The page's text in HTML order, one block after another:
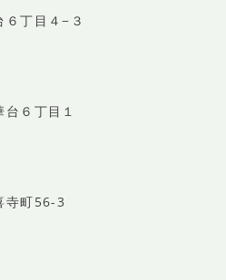
丁目４−３
６丁目１
寺町56-3